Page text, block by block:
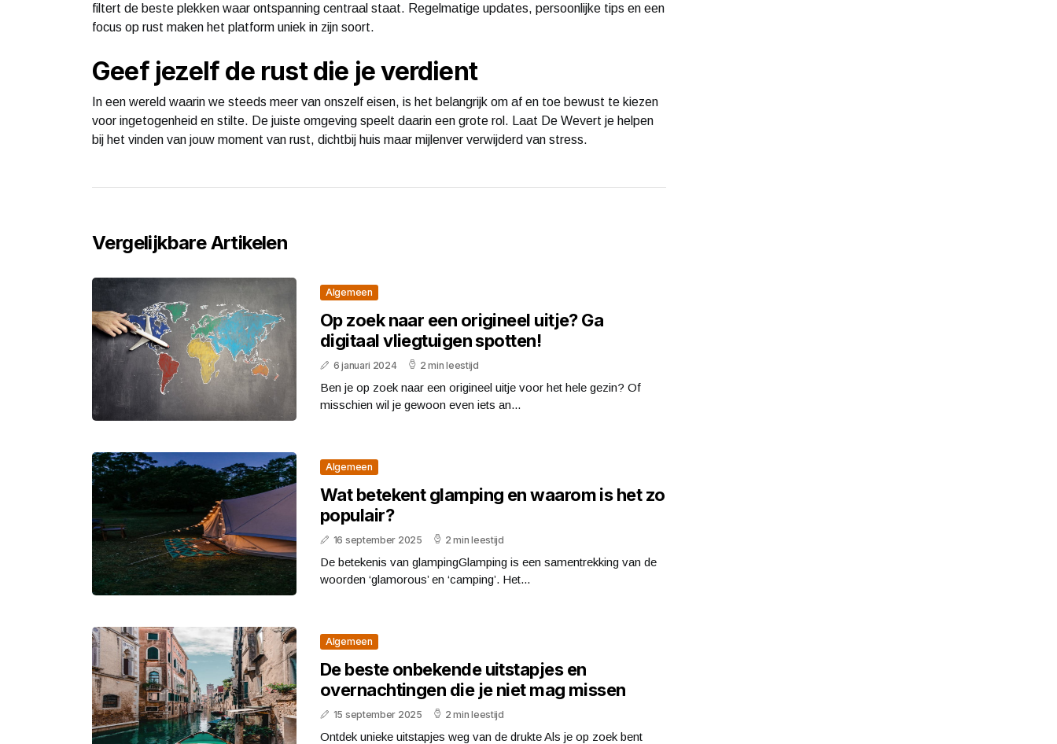
filtert de beste plekken waar ontspanning centraal staat. Regelmatige updates, persoonlijke tips en een
focus op rust maken het platform uniek in zijn soort.
Geef jezelf de rust die je verdient
In een wereld waarin we steeds meer van onszelf eisen, is het belangrijk om af en toe bewust te kiezen
voor ingetogenheid en stilte. De juiste omgeving speelt daarin een grote rol. Laat De Wevert je helpen
bij het vinden van jouw moment van rust, dichtbij huis maar mijlenver verwijderd van stress.
Vergelijkbare Artikelen
Algemeen
Op zoek naar een origineel uitje? Ga
digitaal vliegtuigen spotten!
6 januari 2024 2 min leestijd
Ben je op zoek naar een origineel uitje voor het hele gezin? Of
misschien wil je gewoon even iets an...
Algemeen
Wat betekent glamping en waarom is het zo
populair?
16 september 2025 2 min leestijd
De betekenis van glampingGlamping is een samentrekking van de
woorden ‘glamorous’ en ‘camping’. Het...
Algemeen
De beste onbekende uitstapjes en
overnachtingen die je niet mag missen
15 september 2025 2 min leestijd
Ontdek unieke uitstapjes weg van de drukte Als je op zoek bent